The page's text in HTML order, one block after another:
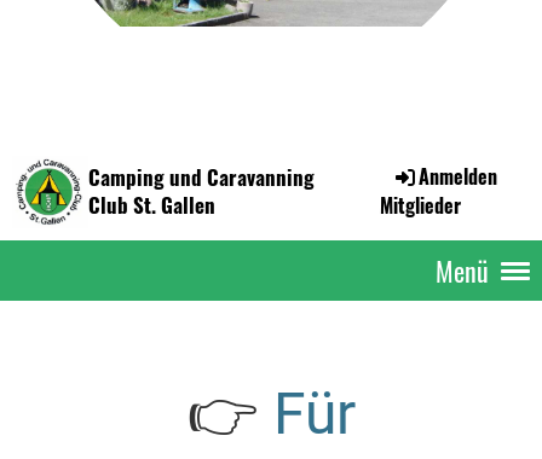
Camping und Caravanning
Club St. Gallen
Anmelden
Mitglieder
Menü
👉 Für